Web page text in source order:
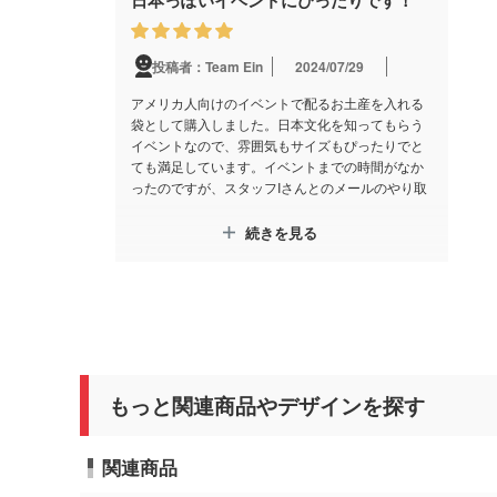
投稿者：Team Ein 2024/07/29
アメリカ人向けのイベントで配るお土産を入れる
袋として購入しました。日本文化を知ってもらう
イベントなので、雰囲気もサイズもぴったりでと
ても満足しています。イベントまでの時間がなか
ったのですが、スタッフIさんとのメールのやり取
できました。値段もかなりお手頃だし、おすすめ
商品についてご満足いただけたとのこと、非常に
嬉しく思います。
まで運ぶことが出来ました。
続きを見る
もっと関連商品やデザインを探す
関連商品